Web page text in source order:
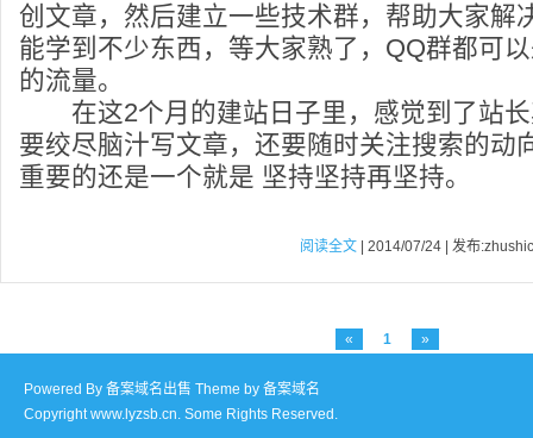
创文章，然后建立一些技术群，帮助大家解
能学到不少东西，等大家熟了，QQ群都可
的流量。
在这2个月的建站日子里，感觉到了站长
要绞尽脑汁写文章，还要随时关注搜索的动
重要的还是一个就是 坚持坚持再坚持。
阅读全文 | 2014/07/24 | 发布
« 1 »
Powered By 备案域名出售 Theme by 备案域名
Copyright www.lyzsb.cn. Some Rights Reserved.